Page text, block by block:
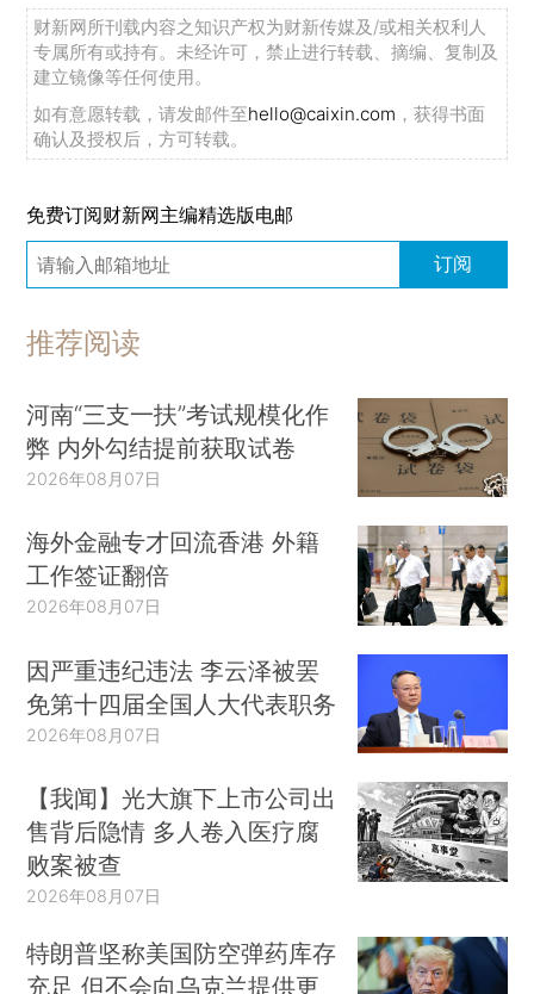
财新网所刊载内容之知识产权为财新传媒及/或相关权利人
专属所有或持有。未经许可，禁止进行转载、摘编、复制及
建立镜像等任何使用。
如有意愿转载，请发邮件至hello@caixin.com ，获得书面
确认及授权后，方可转载。
免费订阅财新网主编精选版电邮
订阅
推荐阅读
河南“三支一扶”考试规模化作
弊 内外勾结提前获取试卷
2026年08月07日
海外金融专才回流香港 外籍
工作签证翻倍
2026年08月07日
因严重违纪违法 李云泽被罢
免第十四届全国人大代表职务
2026年08月07日
【我闻】光大旗下上市公司出
售背后隐情 多人卷入医疗腐
败案被查
2026年08月07日
特朗普坚称美国防空弹药库存
充足 但不会向乌克兰提供更